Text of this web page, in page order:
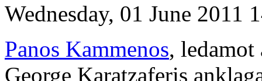
Wednesday, 01 June 2011
Panos Kammenos, ledamot
George Karatzaferis